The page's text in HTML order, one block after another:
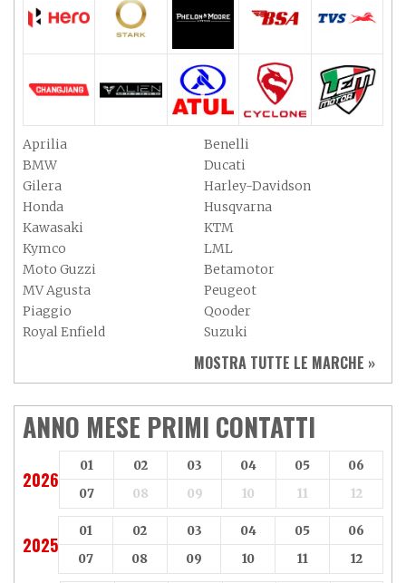
Aprilia
Benelli
BMW
Ducati
Gilera
Harley-Davidson
Honda
Husqvarna
Kawasaki
KTM
Kymco
LML
Moto Guzzi
Betamotor
MV Agusta
Peugeot
Piaggio
Qooder
Royal Enfield
Suzuki
Triumph
Yamaha
Aeon
Aspes
Axy
Baotian
MOSTRA TUTTE LE MARCHE »
ANNO MESE PRIMI CONTATTI
2026
01 02 03 04 05
06
07
08 09 10 11 12
2025
01 02 03 04 05
06
07
08 09 10 11 12